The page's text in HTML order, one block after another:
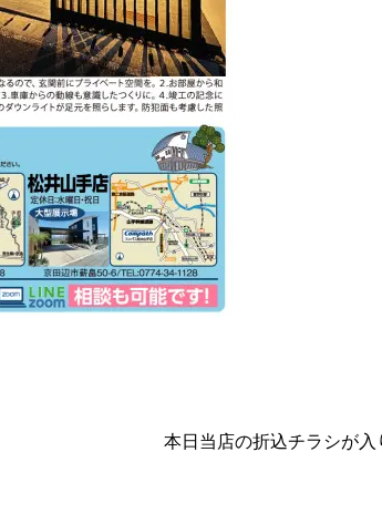
本日当店の折込チラシが入